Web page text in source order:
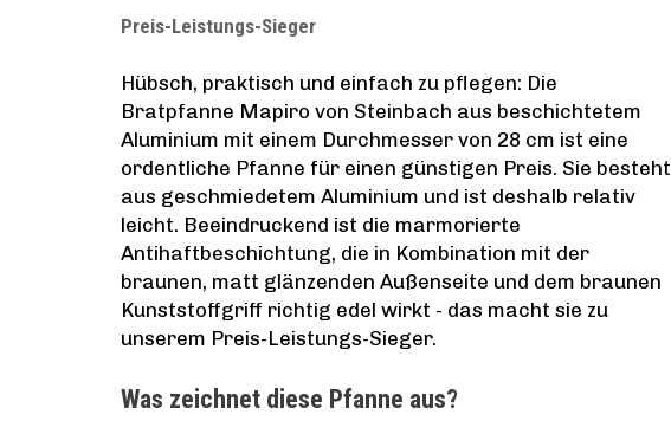
Preis-Leistungs-Sieger
Hübsch, praktisch und einfach zu pflegen: Die
Bratpfanne Mapiro von Steinbach aus beschichtetem
Aluminium mit einem Durchmesser von 28 cm ist eine
ordentliche Pfanne für einen günstigen Preis. Sie besteht
aus geschmiedetem Aluminium und ist deshalb relativ
leicht. Beeindruckend ist die marmorierte
Antihaftbeschichtung, die in Kombination mit der
braunen, matt glänzenden Außenseite und dem braunen
Kunststoffgriff richtig edel wirkt - das macht sie zu
unserem Preis-Leistungs-Sieger.
Was zeichnet diese Pfanne aus?